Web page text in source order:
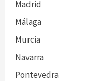
Madrid
Málaga
Murcia
Navarra
Pontevedra